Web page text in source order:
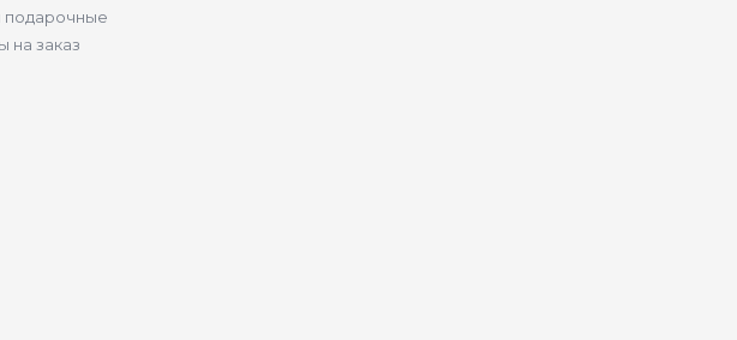
подарочные
на заказ